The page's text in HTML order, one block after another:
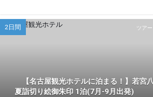
ツア
2日間
【名古屋観光ホテルに泊まる！】若宮
夏詣切り絵御朱印 1泊(7月-9月出発)